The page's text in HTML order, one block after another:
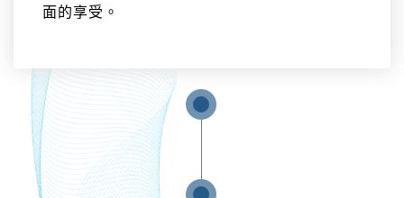
面的享受。